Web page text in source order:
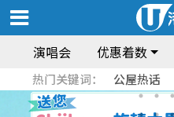
演唱会 优惠着数
热门关键词： 公屋热话